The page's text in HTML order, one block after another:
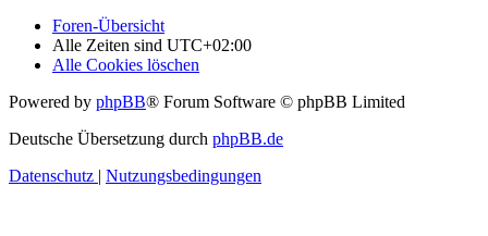
Foren-Übersicht
Alle Zeiten sind UTC+02:00
Alle Cookies löschen
Powered by phpBB® Forum Software © phpBB Limited
Deutsche Übersetzung durch phpBB.de
Datenschutz | Nutzungsbedingungen